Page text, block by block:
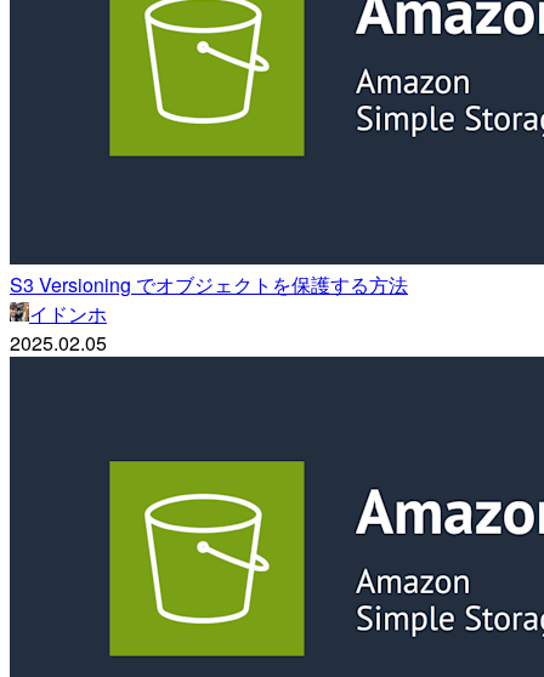
S3 Versioning でオブジェクトを保護する方法
イドンホ
2025.02.05